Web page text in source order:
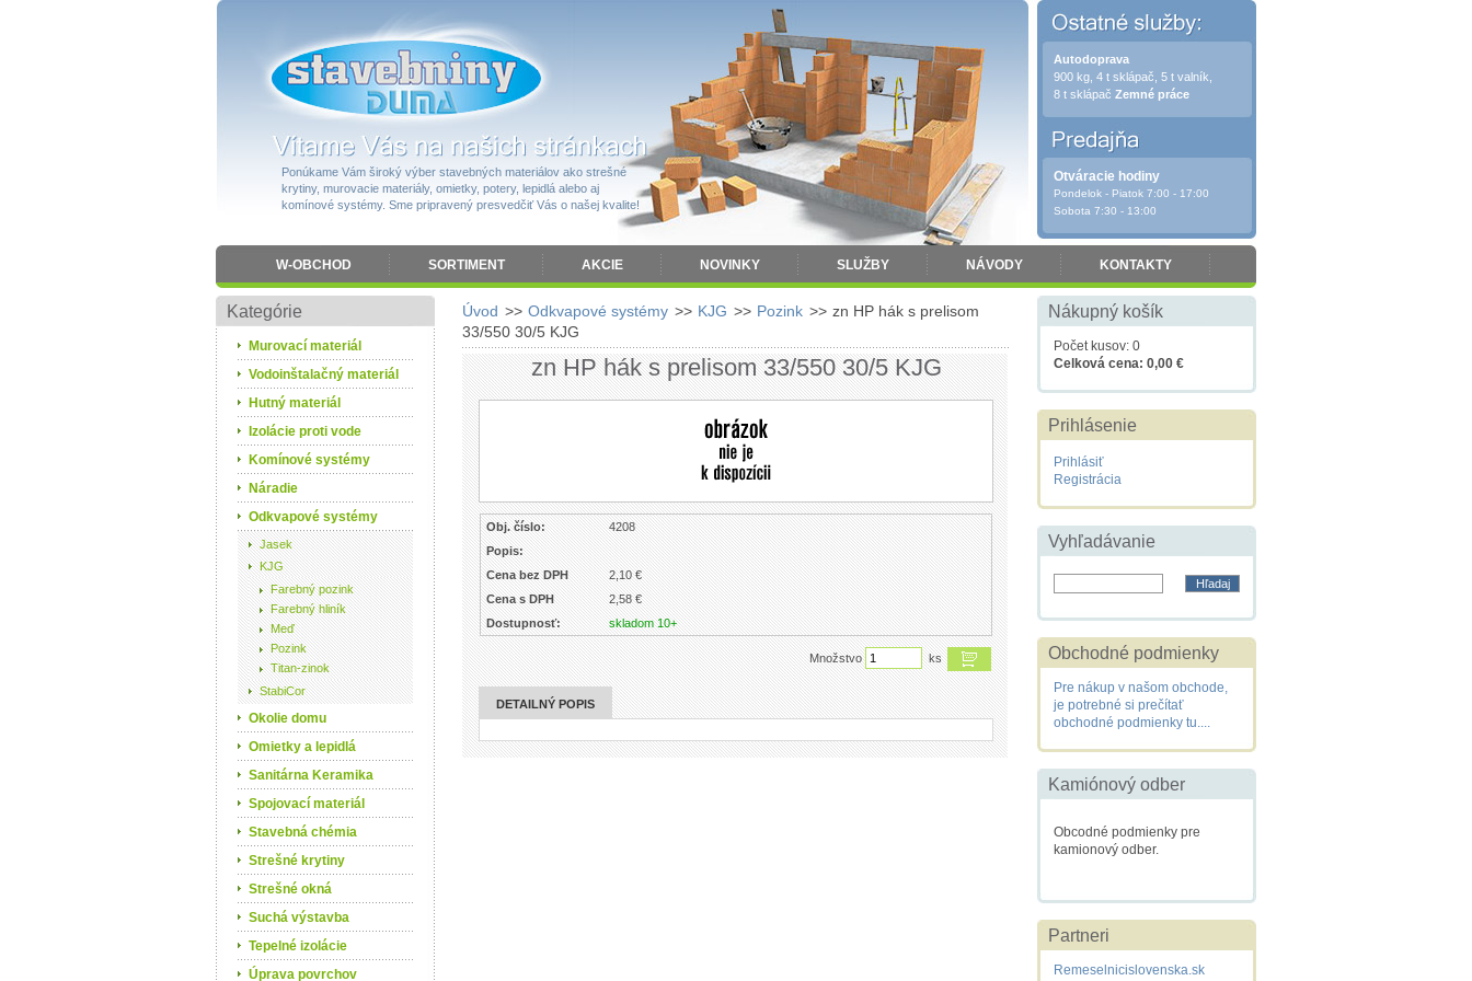
Ponúkame Vám široký výber stavebných materiálov ako strešné
krytiny, murovacie materiály, omietky, potery, lepidlá alebo aj
komínové systémy. Sme pripravený presvedčiť Vás o našej kvalite!
W-OBCHOD SORTIMENT AKCIE NOVINKY SLUŽBY NÁVODY KONTAKTY
Autodoprava
900 kg, 4 t sklápač, 5 t valník,
8 t sklápač Zemné práce
Otváracie hodiny
Pondelok - Piatok 7:00 - 17:00
Sobota 7:30 - 13:00
Úvod >> Odkvapové systémy >> KJG >> Pozink >> zn HP hák s prelisom
33/550 30/5 KJG
zn HP hák s prelisom 33/550 30/5 KJG
Obj. číslo:
4208
Popis:
Cena bez DPH
2,10 €
Cena s DPH
2,58 €
Dostupnosť:
skladom 10+
Množstvo ks
DETAILNÝ POPIS
Kategórie
Murovací materiál
Vodoinštalačný materiál
Hutný materiál
Izolácie proti vode
Komínové systémy
Náradie
Odkvapové systémy
Jasek
KJG
Farebný pozink
Farebný hliník
Meď
Pozink
Titan-zinok
StabiCor
Okolie domu
Omietky a lepidlá
Sanitárna Keramika
Spojovací materiál
Stavebná chémia
Strešné krytiny
Strešné okná
Suchá výstavba
Tepelné izolácie
Úprava povrchov
Nákupný košík
Počet kusov: 0
Celková cena: 0,00 €
Prihlásenie
Prihlásiť
Registrácia
Vyhľadávanie
Obchodné podmienky
Pre nákup v našom obchode,
je potrebné si prečítať
obchodné podmienky tu....
Kamiónový odber
Obcodné podmienky pre
kamionový odber.
Partneri
Remeselnicislovenska.sk